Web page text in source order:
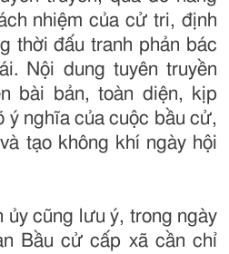
nhiệm của cử tri, định
thời đấu tranh phản bác
Nội dung tuyên truyền
bài bản, toàn diện, kịp
ý nghĩa của cuộc bầu cử,
tạo không khí ngày hội
cũng lưu ý, trong ngày
Bầu cử cấp xã cần chỉ